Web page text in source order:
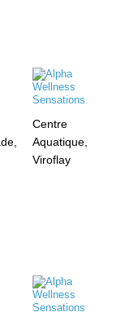
Centre
Aquatique,
Viroflay